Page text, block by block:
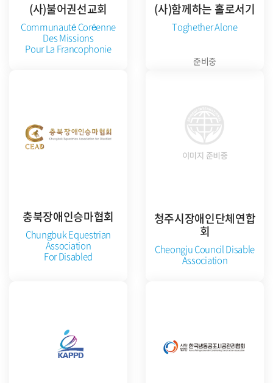
(사)불어권선교회
Communauté Coréenne
Des Missions
Pour La Francophonie
(사)함께하는 홀로서기
Toghether Alone
준비중
충북장애인승마협회
Chungbuk Equestrian
Association
For Disabled
청주시장애인단체연합
회
Cheongju Council Disable
Association